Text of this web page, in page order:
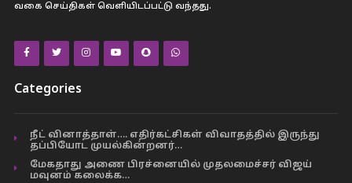
வகை செய்திகள் வெளியிடப்பட்டு வந்தது.
Categories
நீட் வினாத்தாள்…. எதிர்கட்சிகள் விவாதத்தில் இருந்து
தப்பியோட முயல்கின்றனர்…
மேகதாது அணை பிரச்னையில் முதலமைச்சர் விஜய்
மவுனம் கலைக்க…